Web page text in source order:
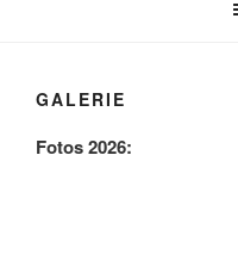
GALERIE
Fotos 2026: